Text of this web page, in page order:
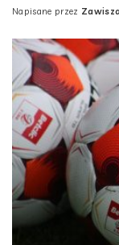
Posted
Napisane przez